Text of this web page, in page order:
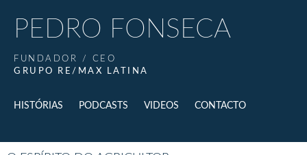
PEDRO FONSECA
FUNDADOR / CEO
GRUPO RE/MAX LATINA
HISTÓRIAS PODCASTS VIDEOS CONTACTO